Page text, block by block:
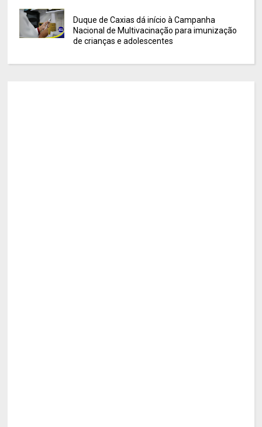
Duque de Caxias dá início à Campanha
Nacional de Multivacinação para imunização
de crianças e adolescentes